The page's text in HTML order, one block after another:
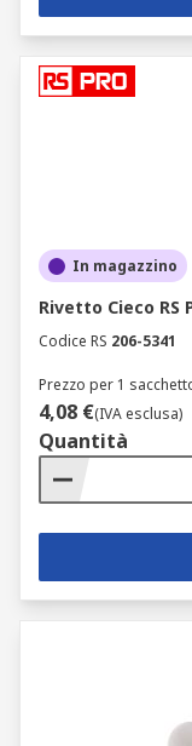
In magazzino
Rivetto Cieco RS
Codice RS 206-5341
Prezzo per 1
4,08 €(IVA esclusa)
Quantità